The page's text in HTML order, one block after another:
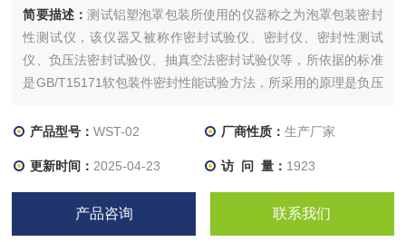
简要描述：测试铝塑泡罩包装所使用的仪器称之为泡罩包装密封
性测试仪，该仪器又被称作密封试验仪、密封仪、密封性测试
仪、负压法密封试验仪、抽真空法密封试验仪等，所依据的标准
是GB/T15171软包装件密封性能试验方法，所采用的原理是负压
产品型号：WST-02 厂商性质： 生产厂家
更新时间： 2025-04-23 访 问 量： 1923
产品咨询 联系我们